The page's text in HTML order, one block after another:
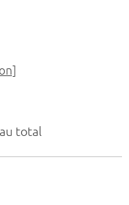
total